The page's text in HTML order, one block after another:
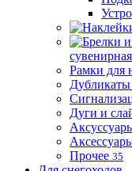
Рамки для
Дуги и
Прочее 35